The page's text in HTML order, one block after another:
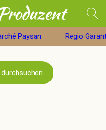
Paysan Regio